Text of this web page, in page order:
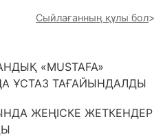
Сыйлағанның құлы бол
«MUSTAFA»
ҰСТАЗ ТАҒАЙЫНДАЛДЫ
ЖЕҢІСКЕ ЖЕТКЕНДЕР